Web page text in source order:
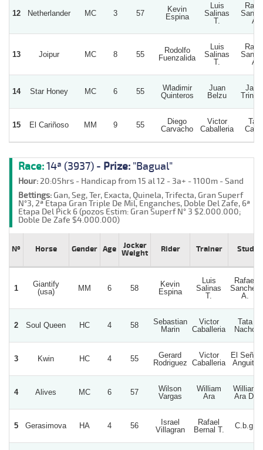
12 Netherlander MC 3 57
Kevin
Espina
Luis
Salinas
T.
A.
13 Joipur MC 8 55
Rodolfo
Fuenzalida
Luis
Salinas
T.
A.
14 Star Honey MC 6 55
Wladimir
Quinteros
Juan
Belzu
15 El Cariñoso MM 9 55
Diego
Carvacho
Victor
Caballeria
Tata
Race:14ª (3937) - Prize: "Bagual"
Hour:20:05hrs - Handicap from 15 al 12 - 3a+ - 1100m - Sand
Bettings:Gan, Seg, Ter, Exacta, Quinela, Trifecta, Gran Superf
N°3, 2ª Etapa Gran Triple De Mil, Enganches, Doble Del Zafe, 6ª
Etapa Del Pick 6 (pozos Estim: Gran Superf N° 3 $2.000.000;
Doble De Zafe $4.000.000)
Nº Horse Gender Age
Jocker
Weight
Rider Trainer Stud
1
Giantify
(usa)
MM 6 58
Kevin
Espina
Luis
Salinas
T.
Rafael
Sanchez
A.
2 Soul Queen HC 4 58
Sebastian
Marin
Victor
Caballeria
Tata
Nacho
3 Kwin HC 4 55
Gerard
Rodriguez
Victor
Caballeria
El Señor
Anguita
4 Alives MC 6 57
Wilson
Vargas
William
Ara
William
Ara D.
5 Gerasimova HA 4 56
Israel
Villagran
Rafael
Bernal T.
C.b.g.